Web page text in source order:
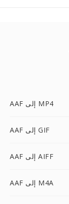
AAF إلى MP4
AAF إلى GIF
AAF إلى AIFF
AAF إلى M4A